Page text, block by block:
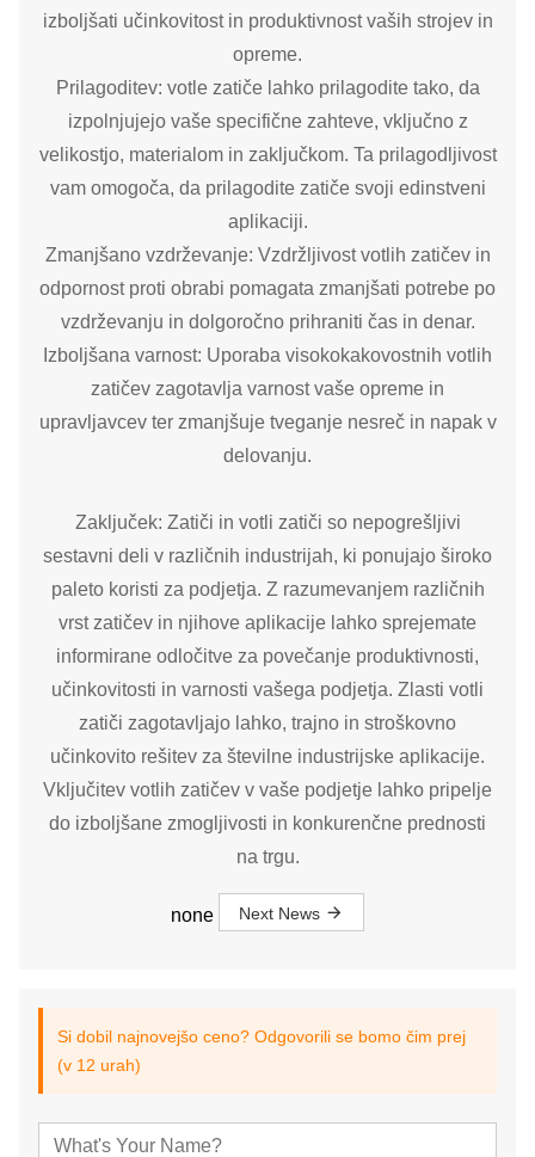
izboljšati učinkovitost in produktivnost vaših strojev in
opreme.
Prilagoditev: votle zatiče lahko prilagodite tako, da
izpolnjujejo vaše specifične zahteve, vključno z
velikostjo, materialom in zaključkom. Ta prilagodljivost
vam omogoča, da prilagodite zatiče svoji edinstveni
aplikaciji.
Zmanjšano vzdrževanje: Vzdržljivost votlih zatičev in
odpornost proti obrabi pomagata zmanjšati potrebe po
vzdrževanju in dolgoročno prihraniti čas in denar.
Izboljšana varnost: Uporaba visokokakovostnih votlih
zatičev zagotavlja varnost vaše opreme in
upravljavcev ter zmanjšuje tveganje nesreč in napak v
delovanju.
Zaključek: Zatiči in votli zatiči so nepogrešljivi
sestavni deli v različnih industrijah, ki ponujajo široko
paleto koristi za podjetja. Z razumevanjem različnih
vrst zatičev in njihove aplikacije lahko sprejemate
informirane odločitve za povečanje produktivnosti,
učinkovitosti in varnosti vašega podjetja. Zlasti votli
zatiči zagotavljajo lahko, trajno in stroškovno
učinkovito rešitev za številne industrijske aplikacije.
Vključitev votlih zatičev v vaše podjetje lahko pripelje
do izboljšane zmogljivosti in konkurenčne prednosti
na trgu.
none Next News
Si dobil najnovejšo ceno? Odgovorili se bomo čim prej
(v 12 urah)